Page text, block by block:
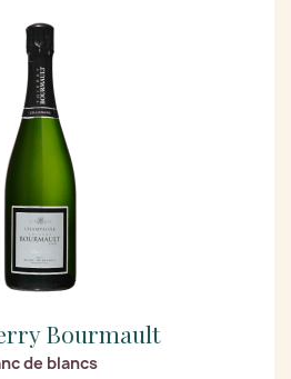
Bourmault
de blancs